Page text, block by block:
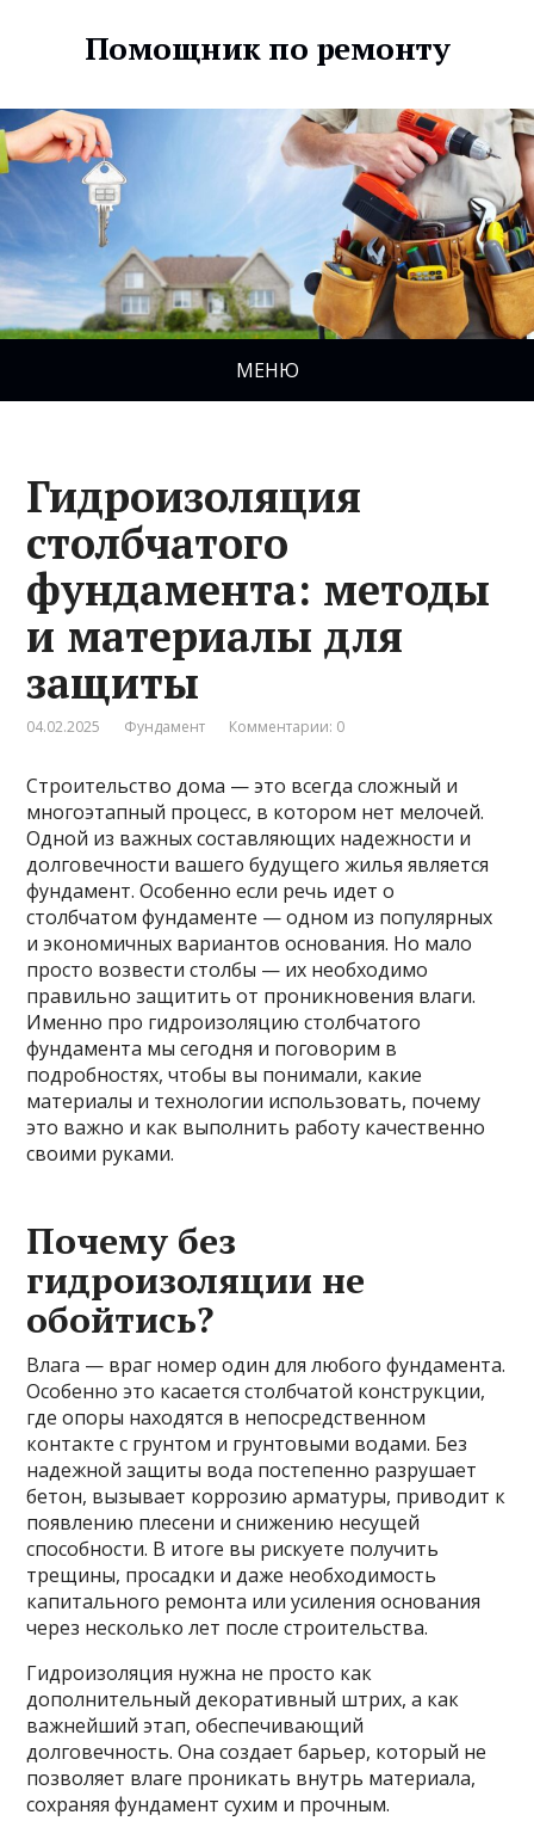
Помощник по ремонту
МЕНЮ
Гидроизоляция
столбчатого
фундамента: методы
и материалы для
защиты
04.02.2025 Фундамент Комментарии: 0
Строительство дома — это всегда сложный и
многоэтапный процесс, в котором нет мелочей.
Одной из важных составляющих надежности и
долговечности вашего будущего жилья является
фундамент. Особенно если речь идет о
столбчатом фундаменте — одном из популярных
и экономичных вариантов основания. Но мало
просто возвести столбы — их необходимо
правильно защитить от проникновения влаги.
Именно про гидроизоляцию столбчатого
фундамента мы сегодня и поговорим в
подробностях, чтобы вы понимали, какие
материалы и технологии использовать, почему
это важно и как выполнить работу качественно
своими руками.
Почему без
гидроизоляции не
обойтись?
Влага — враг номер один для любого фундамента.
Особенно это касается столбчатой конструкции,
где опоры находятся в непосредственном
контакте с грунтом и грунтовыми водами. Без
надежной защиты вода постепенно разрушает
бетон, вызывает коррозию арматуры, приводит к
появлению плесени и снижению несущей
способности. В итоге вы рискуете получить
трещины, просадки и даже необходимость
капитального ремонта или усиления основания
через несколько лет после строительства.
Гидроизоляция нужна не просто как
дополнительный декоративный штрих, а как
важнейший этап, обеспечивающий
долговечность. Она создает барьер, который не
позволяет влаге проникать внутрь материала,
сохраняя фундамент сухим и прочным.